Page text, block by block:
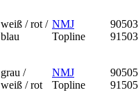
weiß / rot /
blau
NMJ
Topline
90503
91503
grau /
weiß / rot
NMJ
Topline
90505
91505